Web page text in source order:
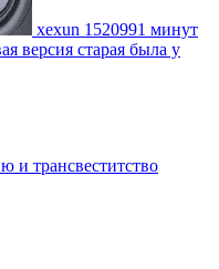
xexun 1520991 минут
версия старая была у
и трансвеститство